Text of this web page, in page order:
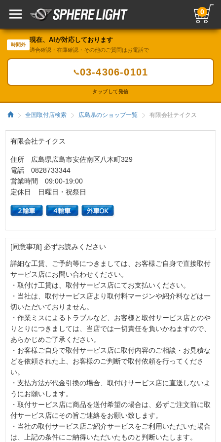
0
時間外
現在、AIが対応しております
適合確認・在庫確認・その他のご質問はお電話で
📞03-4306-0101
タップして発信
全国取付店検索 広島県のショップ一覧 有限会社テイクス
有限会社テイクス
住所 広島県広島市安佐南区八木町329
電話 0828733344
営業時間 09:00-19:00
定休日 日曜日・祝祭日
[同意事項] 必ずお読みください
詳細な工賃、ご予約等につきましては、お客様ご自身で直接取付
サービス店にお問い合わせください。
・取付け工賃は、取付サービス店にてお支払いください。
・当社は、取付サービス店より取付料マージンや紹介料などは一
切いただいておりません。
・作業ミスによるトラブルなど、お客様と取付サービス店とのや
りとりにつきましては、当店では一切責任を負いかねますので、
あらかじめご了承ください。
・お客様ご自身で取付サービス店に取付内容のご相談・お見積な
どを依頼された上、お客様のご判断で取付依頼を行ってくださ
い。
・支払方法が代金引換の場合、取付けサービス店に直送しないよ
うにお願いします。
・取付サービス店に商品を送付希望の場合は、必ずご注文前に取
付サービス店にその旨ご連絡をお願い致します。
・当社の取付サービス店ご紹介サービスをご利用いただいた場合
は、上記の条件にご納得いただいたものと判断いたします。